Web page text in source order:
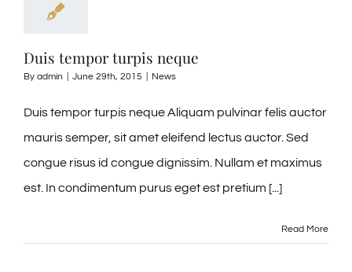
Duis tempor turpis neque
By admin June 29th, 2015 News
Duis tempor turpis neque Aliquam pulvinar felis auctor
mauris semper, sit amet eleifend lectus auctor. Sed
congue risus id congue dignissim. Nullam et maximus
est. In condimentum purus eget est pretium [...]
Read More